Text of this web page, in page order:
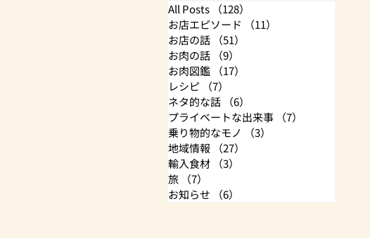
All Posts （128）
お店エピソード
（11）
お店の話
（51）
お肉の話
（9）
お肉図鑑
（17）
レシピ
（7）
ネタ的な話
（6）
プライベートな出来事
（7）
乗り物的なモノ
（3）
地域情報
（27）
輸入食材
（3）
旅
（7）
お知らせ
（6）